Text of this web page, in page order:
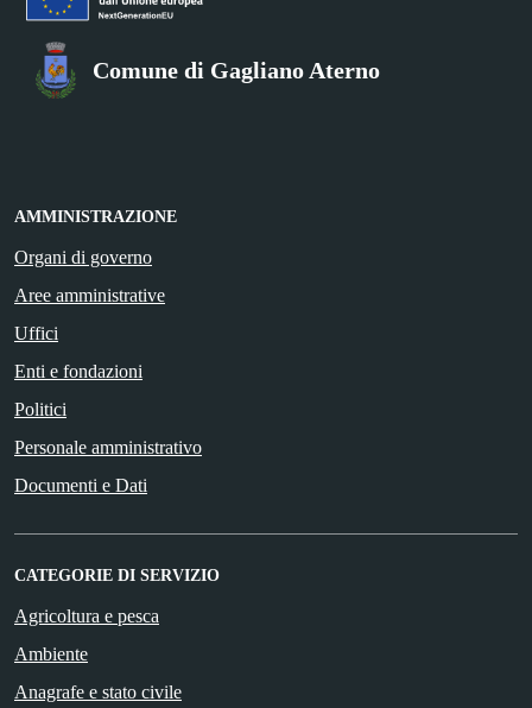
Comune di Gagliano Aterno
AMMINISTRAZIONE
Organi di governo
Aree amministrative
Uffici
Enti e fondazioni
Politici
Personale amministrativo
Documenti e Dati
CATEGORIE DI SERVIZIO
Agricoltura e pesca
Ambiente
Anagrafe e stato civile